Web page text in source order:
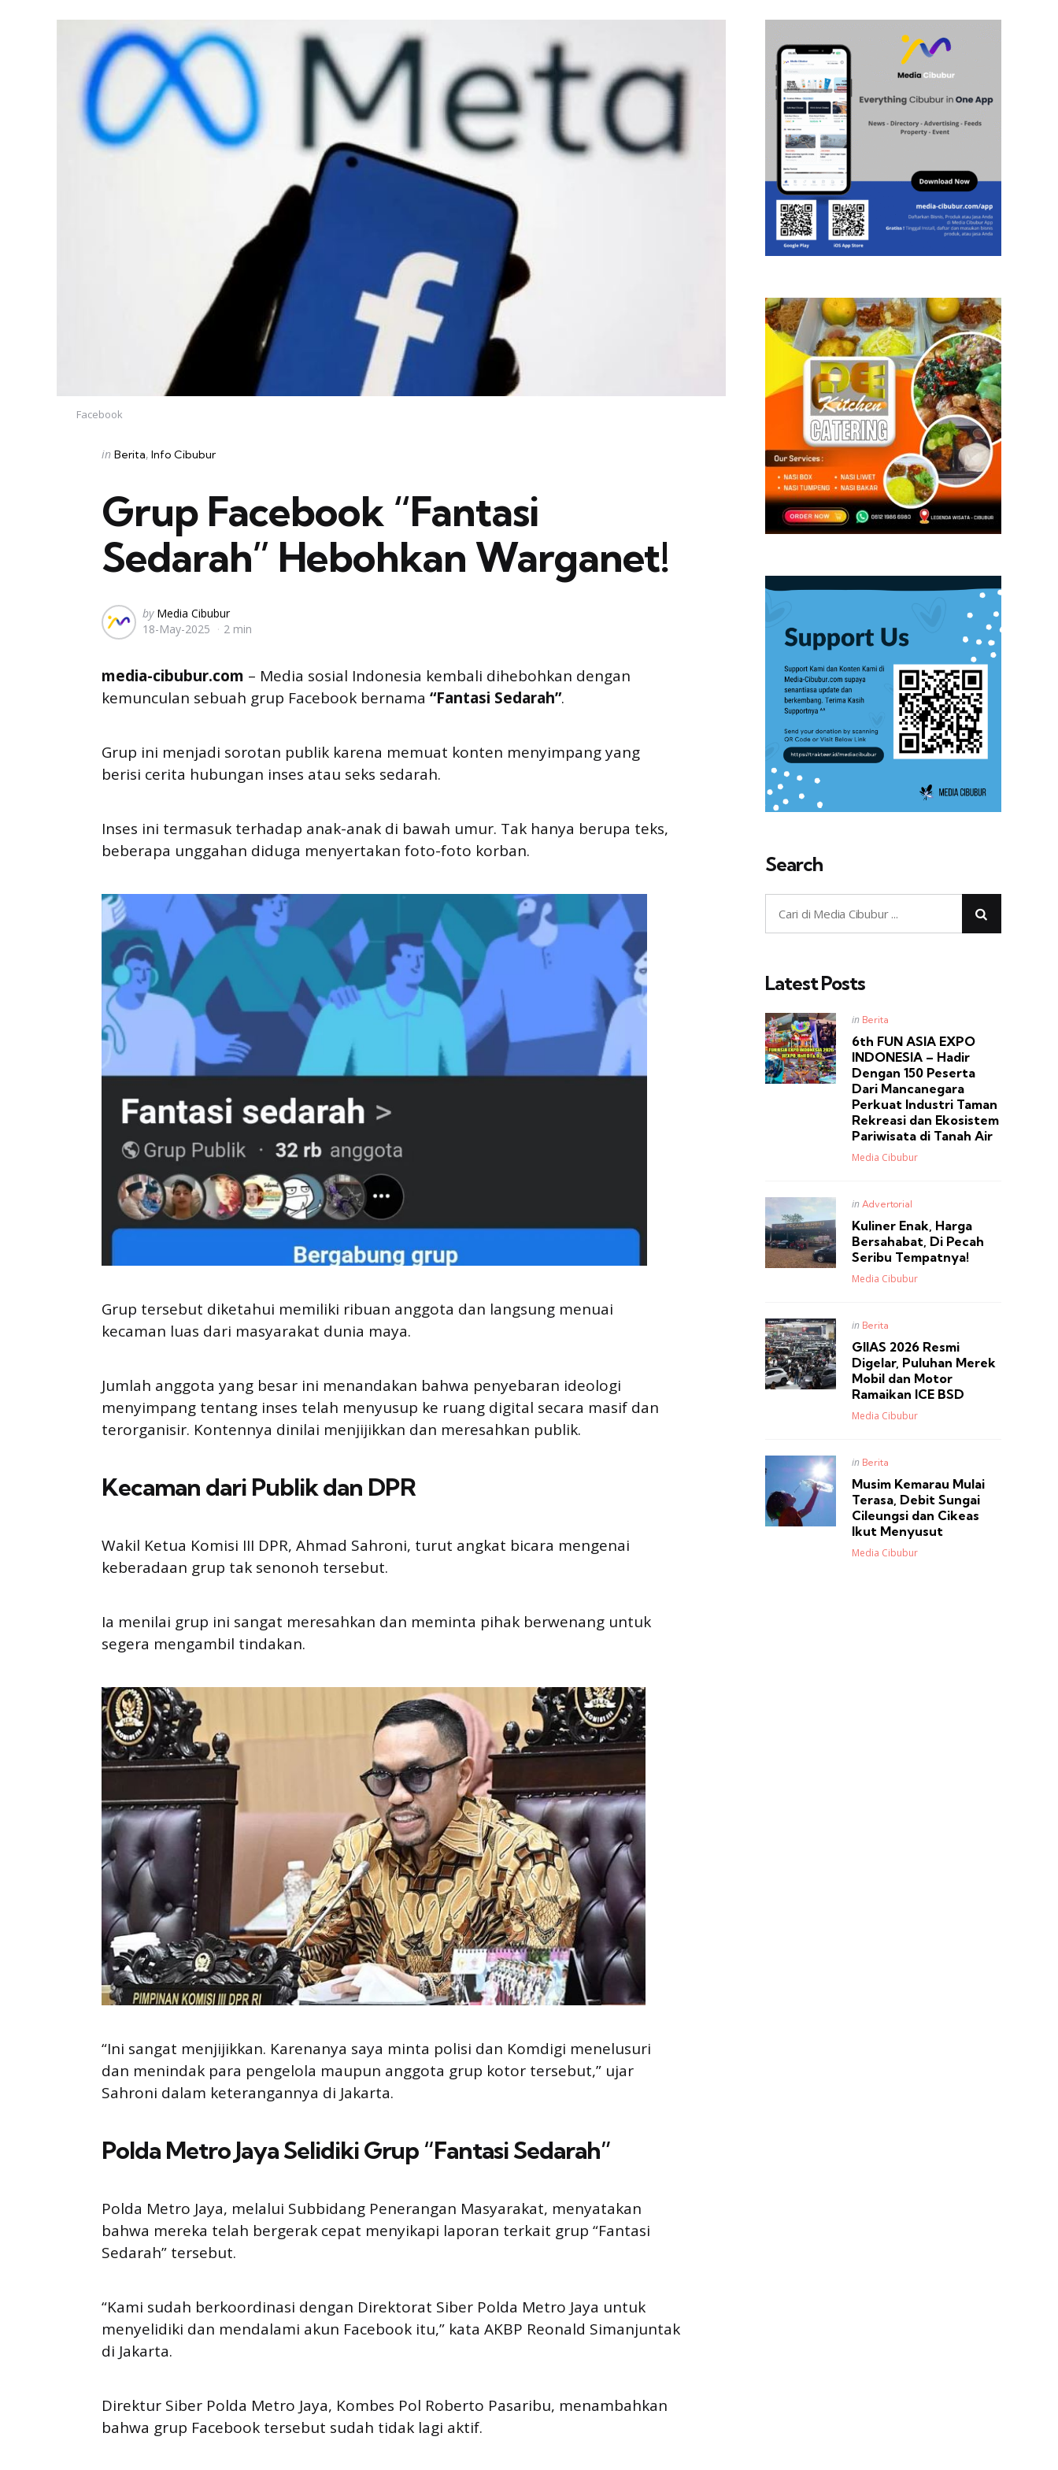
Facebook
Categories
Posted
in Berita Info Cibubur
Grup Facebook “Fantasi
Sedarah” Hebohkan Warganet!
Posted
by
by Media Cibubur
18-May-2025
2 min
media-cibubur.com – Media sosial Indonesia kembali dihebohkan dengan
kemunculan sebuah grup Facebook bernama “Fantasi Sedarah”.
Grup ini menjadi sorotan publik karena memuat konten menyimpang yang
berisi cerita hubungan inses atau seks sedarah.
Inses ini termasuk terhadap anak-anak di bawah umur. Tak hanya berupa teks,
beberapa unggahan diduga menyertakan foto-foto korban.
Grup tersebut diketahui memiliki ribuan anggota dan langsung menuai
kecaman luas dari masyarakat dunia maya.
Jumlah anggota yang besar ini menandakan bahwa penyebaran ideologi
menyimpang tentang inses telah menyusup ke ruang digital secara masif dan
terorganisir. Kontennya dinilai menjijikkan dan meresahkan publik.
Kecaman dari Publik dan DPR
Wakil Ketua Komisi III DPR, Ahmad Sahroni, turut angkat bicara mengenai
keberadaan grup tak senonoh tersebut.
Ia menilai grup ini sangat meresahkan dan meminta pihak berwenang untuk
segera mengambil tindakan.
“Ini sangat menjijikkan. Karenanya saya minta polisi dan Komdigi menelusuri
dan menindak para pengelola maupun anggota grup kotor tersebut,” ujar
Sahroni dalam keterangannya di Jakarta.
Polda Metro Jaya Selidiki Grup “Fantasi Sedarah”
Polda Metro Jaya, melalui Subbidang Penerangan Masyarakat, menyatakan
bahwa mereka telah bergerak cepat menyikapi laporan terkait grup “Fantasi
Sedarah” tersebut.
“Kami sudah berkoordinasi dengan Direktorat Siber Polda Metro Jaya untuk
menyelidiki dan mendalami akun Facebook itu,” kata AKBP Reonald Simanjuntak
di Jakarta.
Direktur Siber Polda Metro Jaya, Kombes Pol Roberto Pasaribu, menambahkan
bahwa grup Facebook tersebut sudah tidak lagi aktif.
Search
Latest Posts
Posted
in
in Berita
6th FUN ASIA EXPO
INDONESIA – Hadir
Dengan 150 Peserta
Dari Mancanegara
Perkuat Industri Taman
Rekreasi dan Ekosistem
Pariwisata di Tanah Air
Posted
Media Cibubur
Posted
in Advertorial
Kuliner Enak, Harga
Bersahabat, Di Pecah
Seribu Tempatnya!
Posted
Media Cibubur
Posted
in Berita
GIIAS 2026 Resmi
Digelar, Puluhan Merek
Mobil dan Motor
Ramaikan ICE BSD
Posted
Media Cibubur
Posted
in Berita
Musim Kemarau Mulai
Terasa, Debit Sungai
Cileungsi dan Cikeas
Ikut Menyusut
Posted
Media Cibubur